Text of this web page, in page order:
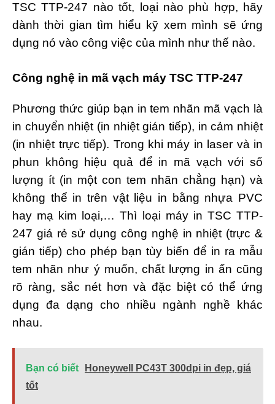
TSC TTP-247 nào tốt, loại nào phù hợp, hãy
dành thời gian tìm hiểu kỹ xem mình sẽ ứng
dụng nó vào công việc của mình như thế nào.
Công nghệ in mã vạch máy TSC TTP-247
Phương thức giúp bạn in tem nhãn mã vạch là
in chuyển nhiệt (in nhiệt gián tiếp), in cảm nhiệt
(in nhiệt trực tiếp). Trong khi máy in laser và in
phun không hiệu quả để in mã vạch với số
lượng ít (in một con tem nhãn chẳng hạn) và
không thể in trên vật liệu in bằng nhựa PVC
hay mạ kim loại,… Thì loại máy in TSC TTP-
247 giá rẻ sử dụng công nghệ in nhiệt (trực &
gián tiếp) cho phép bạn tùy biến để in ra mẫu
tem nhãn như ý muốn, chất lượng in ấn cũng
rõ ràng, sắc nét hơn và đặc biệt có thể ứng
dụng đa dạng cho nhiều ngành nghề khác
nhau.
Bạn có biết
Honeywell PC43T 300dpi in đẹp, giá
tốt